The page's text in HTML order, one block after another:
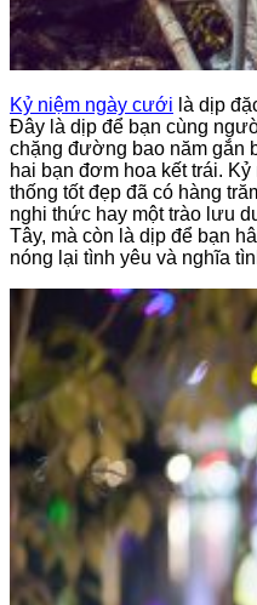
Kỷ niệm ngày cưới là dịp
Đây là dịp để bạn cùng
chặng đường bao năm gắn
hai bạn đơm hoa kết trái.
thống tốt đẹp đã có hàng
nghi thức hay một trào lưu
Tây, mà còn là dịp để bạn
nóng lại tình yêu và nghĩa